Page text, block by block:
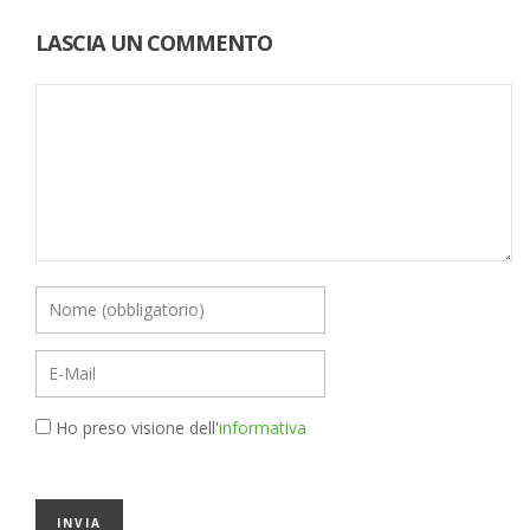
LASCIA UN COMMENTO
Ho preso visione dell'informativa